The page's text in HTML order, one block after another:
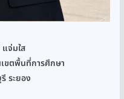
จ่มใส
ขตพื้นที่การศึกษา
ระยอง